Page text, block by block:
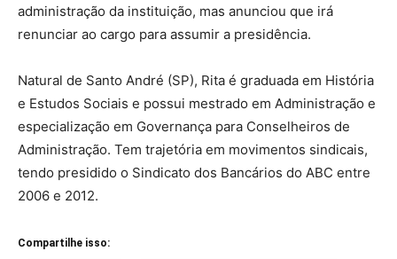
administração da instituição, mas anunciou que irá
renunciar ao cargo para assumir a presidência.
Natural de Santo André (SP), Rita é graduada em História
e Estudos Sociais e possui mestrado em Administração e
especialização em Governança para Conselheiros de
Administração. Tem trajetória em movimentos sindicais,
tendo presidido o Sindicato dos Bancários do ABC entre
2006 e 2012.
Compartilhe isso: